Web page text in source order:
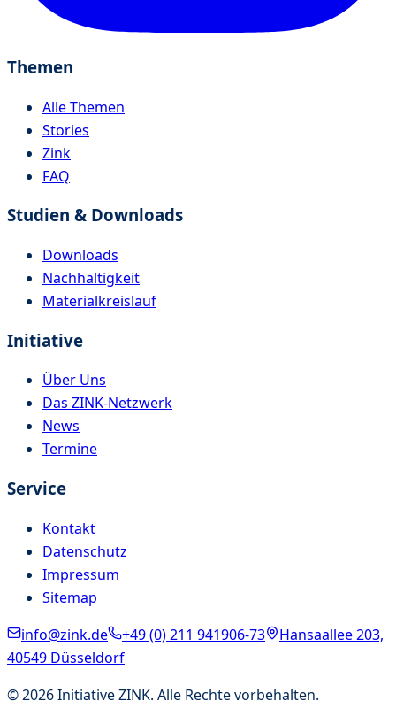
Themen
Alle Themen
Stories
Zink
FAQ
Studien & Downloads
Downloads
Nachhaltigkeit
Materialkreislauf
Initiative
Über Uns
Das ZINK-Netzwerk
News
Termine
Service
Kontakt
Datenschutz
Impressum
Sitemap
info@zink.de
+49 (0) 211 941906-73
Hansaallee 203,
40549 Düsseldorf
©2026Initiative ZINK. Alle Rechte vorbehalten.